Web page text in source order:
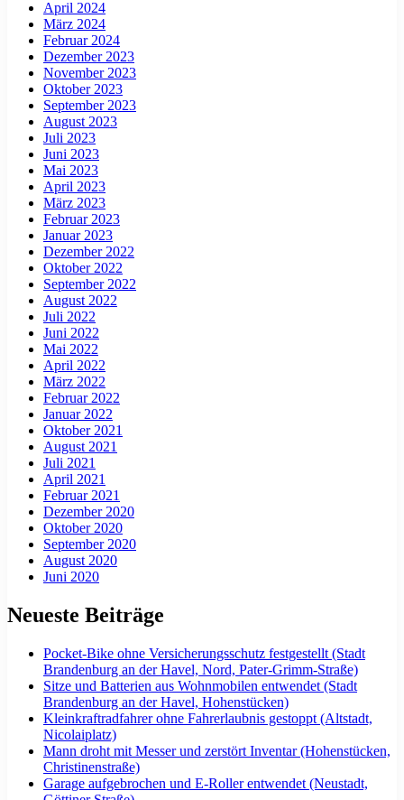
April 2024
März 2024
Februar 2024
Dezember 2023
November 2023
Oktober 2023
September 2023
August 2023
Juli 2023
Juni 2023
Mai 2023
April 2023
März 2023
Februar 2023
Januar 2023
Dezember 2022
Oktober 2022
September 2022
August 2022
Juli 2022
Juni 2022
Mai 2022
April 2022
März 2022
Februar 2022
Januar 2022
Oktober 2021
August 2021
Juli 2021
April 2021
Februar 2021
Dezember 2020
Oktober 2020
September 2020
August 2020
Juni 2020
Neueste Beiträge
Pocket-Bike ohne Versicherungsschutz festgestellt (Stadt
Brandenburg an der Havel, Nord, Pater-Grimm-Straße)
Sitze und Batterien aus Wohnmobilen entwendet (Stadt
Brandenburg an der Havel, Hohenstücken)
Kleinkraftradfahrer ohne Fahrerlaubnis gestoppt (Altstadt,
Nicolaiplatz)
Mann droht mit Messer und zerstört Inventar (Hohenstücken,
Christinenstraße)
Garage aufgebrochen und E-Roller entwendet (Neustadt,